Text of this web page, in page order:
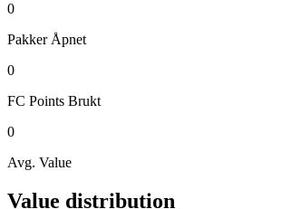
0
Pakker Åpnet
0
FC Points Brukt
0
Avg. Value
Value distribution